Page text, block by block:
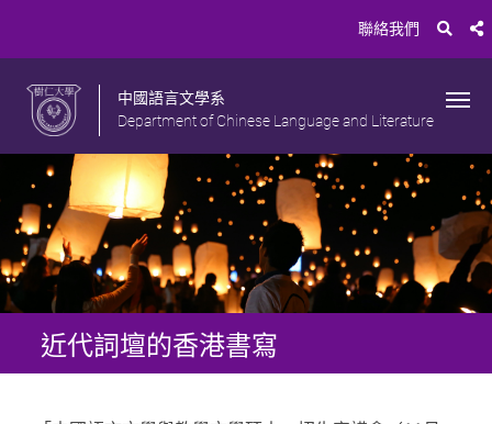
聯絡我們
中國語言文學系
Department of Chinese Language and Literature
近代詞壇的香港書寫